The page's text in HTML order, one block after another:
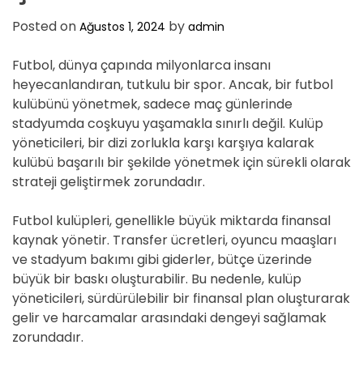
Posted on Ağustos 1, 2024 by admin
Futbol, dünya çapında milyonlarca insanı
heyecanlandıran, tutkulu bir spor. Ancak, bir futbol
kulübünü yönetmek, sadece maç günlerinde
stadyumda coşkuyu yaşamakla sınırlı değil. Kulüp
yöneticileri, bir dizi zorlukla karşı karşıya kalarak
kulübü başarılı bir şekilde yönetmek için sürekli olarak
strateji geliştirmek zorundadır.
Futbol kulüpleri, genellikle büyük miktarda finansal
kaynak yönetir. Transfer ücretleri, oyuncu maaşları
ve stadyum bakımı gibi giderler, bütçe üzerinde
büyük bir baskı oluşturabilir. Bu nedenle, kulüp
yöneticileri, sürdürülebilir bir finansal plan oluşturarak
gelir ve harcamalar arasındaki dengeyi sağlamak
zorundadır.